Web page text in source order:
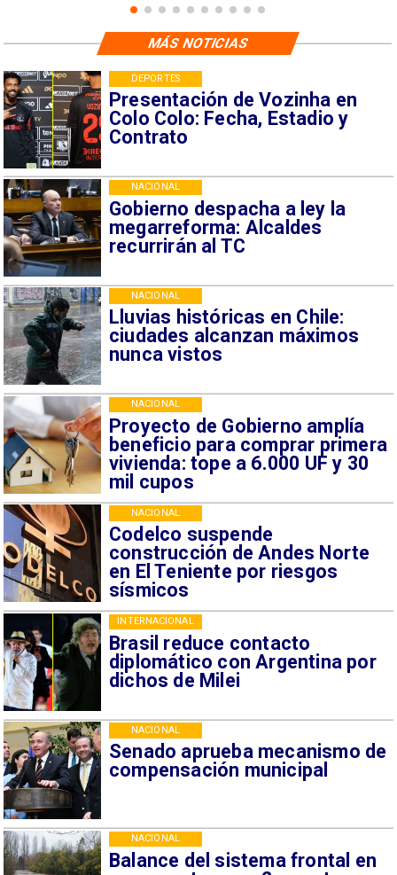
Presentación de Vozinha en
Colo Colo: Fecha, Estadio y
Contrato
DEPORTES
Gobierno despacha a ley la
megarreforma: Alcaldes
recurrirán al TC
NACIONAL
Lluvias históricas en Chile:
ciudades alcanzan máximos
nunca vistos
NACIONAL
Proyecto de Gobierno amplía
beneficio para comprar primera
vivienda: tope a 6.000 UF y 30
mil cupos
NACIONAL
Codelco suspende
construcción de Andes Norte
en El Teniente por riesgos
sísmicos
NACIONAL
Brasil reduce contacto
diplomático con Argentina por
dichos de Milei
INTERNACIONAL
Senado aprueba mecanismo de
compensación municipal
NACIONAL
Balance del sistema frontal en
NACIONAL
MÁS NOTICIAS